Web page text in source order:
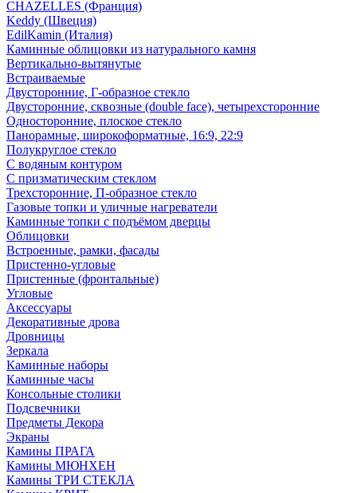
CHAZELLES (Франция)
Keddy (Швеция)
EdilKamin (Италия)
Каминные облицовки из натурального камня
Вертикально-вытянутые
Встраиваемые
Двусторонние, Г-образное стекло
Двусторонние, сквозные (double face), четырехсторонние
Односторонние, плоское стекло
Панорамные, широкоформатные, 16:9, 22:9
Полукруглое стекло
С водяным контуром
С призматическим стеклом
Трехсторонние, П-образное стекло
Газовые топки и уличные нагреватели
Каминные топки с подъёмом дверцы
Облицовки
Встроенные, рамки, фасады
Пристенно-угловые
Пристенные (фронтальные)
Угловые
Аксессуары
Декоративные дрова
Дровницы
Зеркала
Каминные наборы
Каминные часы
Консольные столики
Подсвечники
Предметы Декора
Экраны
Камины ПРАГА
Камины МЮНХЕН
Камины ТРИ СТЕКЛА